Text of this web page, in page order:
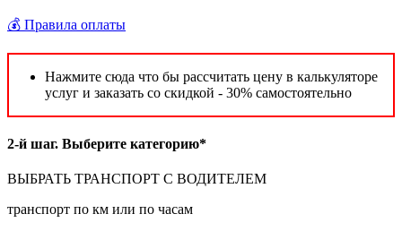
💰 Правила оплаты
Нажмите сюда что бы рассчитать цену в калькуляторе
услуг и заказать со скидкой - 30% самостоятельно
2-й шаг. Выберите категорию*
ВЫБРАТЬ ТРАНСПОРТ С ВОДИТЕЛЕМ
транспорт по км или по часам